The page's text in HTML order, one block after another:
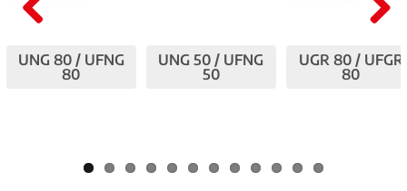
UNG 80 / UFNG
80
UNG 50 / UFNG
50
UGR 80 / UFGR
80
viou
t